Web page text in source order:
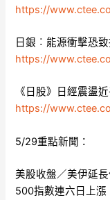
https://
日銀︰能源衝擊恐
https://
《日股》日經震盪
https://
5/29重點新聞：
美股收盤／美伊延
500指數連六日上漲